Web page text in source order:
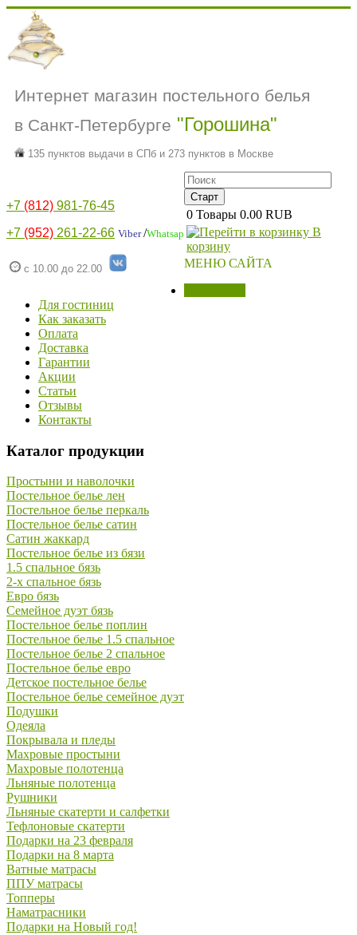
Интернет магазин постельного белья
в Санкт-Петербурге "Горошина"
135 пунктов выдачи в СПб и 273 пунктов в Москве
+7 (812) 981-76-45
+7 (952) 261-22-66 Viber/Whatsap
с 10.00 до 22.00
0 Товары 0.00 RUB
В
корзину
МЕНЮ САЙТА
Для гостиниц
Как заказать
Оплата
Доставка
Гарантии
Акции
Статьи
Отзывы
Контакты
Каталог продукции
Простыни и наволочки
Постельное белье лен
Постельное белье перкаль
Постельное белье сатин
Сатин жаккард
Постельное белье из бязи
1.5 спальное бязь
2-х спальное бязь
Евро бязь
Семейное дуэт бязь
Постельное белье поплин
Постельное белье 1.5 спальное
Постельное белье 2 спальное
Постельное белье евро
Детское постельное белье
Постельное белье семейное дуэт
Подушки
Одеяла
Покрывала и пледы
Махровые простыни
Махровые полотенца
Льняные полотенца
Рушники
Льняные скатерти и салфетки
Тефлоновые скатерти
Подарки на 23 февраля
Подарки на 8 марта
Ватные матрасы
ППУ матрасы
Топперы
Наматрасники
Подарки на Новый год!